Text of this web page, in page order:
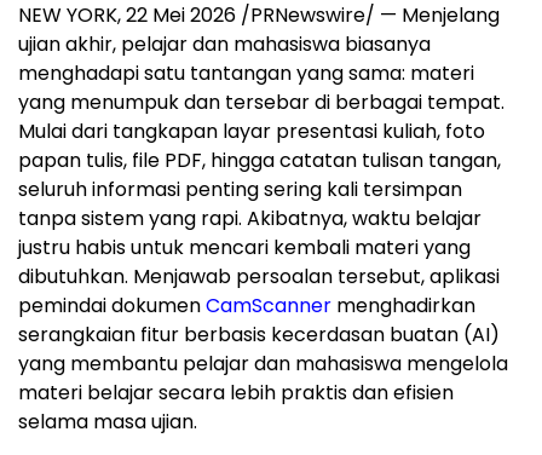
NEW YORK, 22 Mei 2026 /PRNewswire/ — Menjelang
ujian akhir, pelajar dan mahasiswa biasanya
menghadapi satu tantangan yang sama: materi
yang menumpuk dan tersebar di berbagai tempat.
Mulai dari tangkapan layar presentasi kuliah, foto
papan tulis, file PDF, hingga catatan tulisan tangan,
seluruh informasi penting sering kali tersimpan
tanpa sistem yang rapi. Akibatnya, waktu belajar
justru habis untuk mencari kembali materi yang
dibutuhkan. Menjawab persoalan tersebut, aplikasi
pemindai dokumenCamScanner menghadirkan
serangkaian fitur berbasis kecerdasan buatan (AI)
yang membantu pelajar dan mahasiswa mengelola
materi belajar secara lebih praktis dan efisien
selama masa ujian.